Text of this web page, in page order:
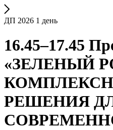
ДП 2026 1 день
16.45–17.45
«ЗЕЛЕНЫЙ
РЕШЕНИЯ